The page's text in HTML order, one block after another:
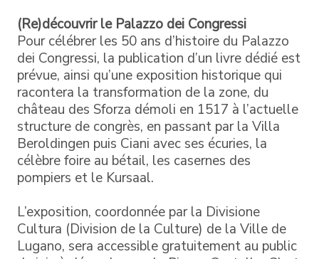
(Re)découvrir le Palazzo dei Congressi
Pour célébrer les 50 ans d’histoire du Palazzo
dei Congressi, la publication d’un livre dédié est
prévue, ainsi qu’une exposition historique qui
racontera la transformation de la zone, du
château des Sforza démoli en 1517 à l’actuelle
structure de congrès, en passant par la Villa
Beroldingen puis Ciani avec ses écuries, la
célèbre foire au bétail, les casernes des
pompiers et le Kursaal.
L’exposition, coordonnée par la Divisione
Cultura (Division de la Culture) de la Ville de
Lugano, sera accessible gratuitement au public